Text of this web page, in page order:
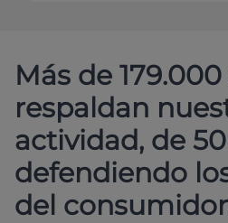
Más de
respaldan
actividad, de
defendiendo
del